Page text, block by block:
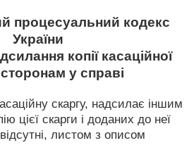
процесуальний кодекс
України
копії касаційної
у справі
скаргу, надсилає іншим
цієї скарги і доданих до неї
листом з описом